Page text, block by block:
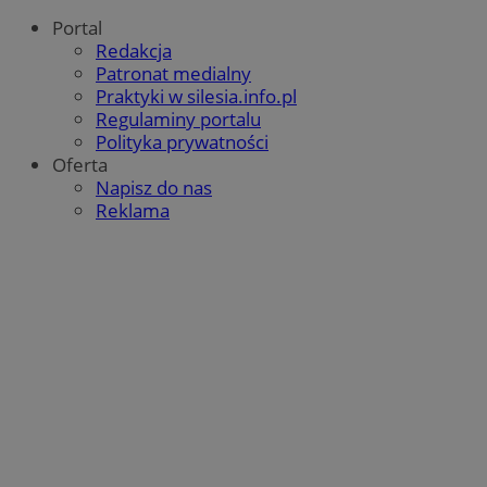
Portal
Redakcja
Patronat medialny
Praktyki w silesia.info.pl
Regulaminy portalu
Polityka prywatności
Oferta
Napisz do nas
Reklama